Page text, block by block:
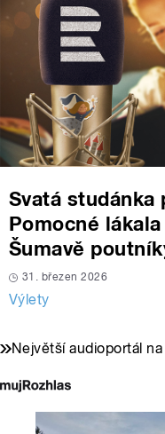
Svatá studánka
Pomocné
Šumavě
31. březen 2026
Výlety
Největší audioportál